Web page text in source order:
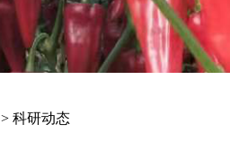
> 科研动态